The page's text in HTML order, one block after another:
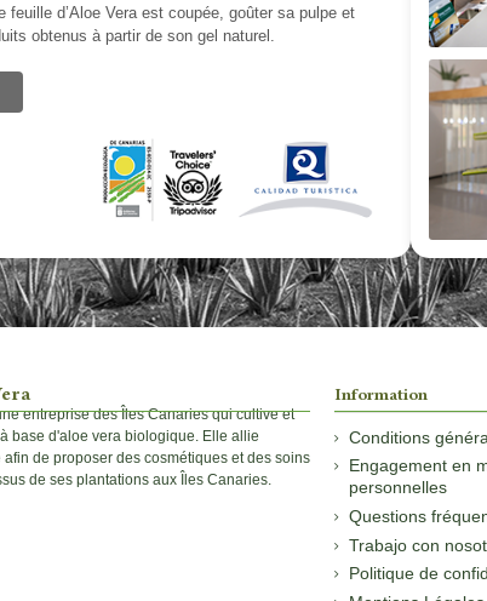
feuille d’Aloe Vera est coupée, goûter sa pulpe et
obtenus à partir de son gel naturel.
entreprise des Îles Canaries qui cultive et
base d'aloe vera biologique. Elle allie
de proposer des cosmétiques et des soins
de ses plantations aux Îles Canaries.
Information
Conditions
Engagement en
personnelles
Questions
Trabajo con
Politique de